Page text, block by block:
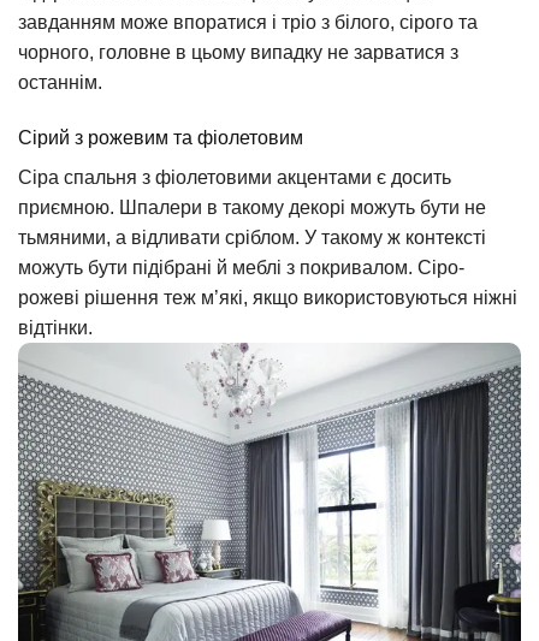
завданням може впоратися і тріо з білого, сірого та
чорного, головне в цьому випадку не зарватися з
останнім.
Сірий з рожевим та фіолетовим
Сіра спальня з фіолетовими акцентами є досить
приємною. Шпалери в такому декорі можуть бути не
тьмяними, а відливати сріблом. У такому ж контексті
можуть бути підібрані й меблі з покривалом. Сіро-
рожеві рішення теж м’які, якщо використовуються ніжні
відтінки.